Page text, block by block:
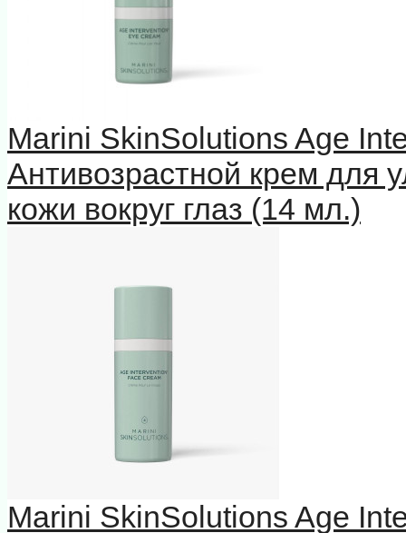
Marini SkinSolutions Age
Антивозрастной крем для
кожи вокруг глаз (14 мл.)
Marini SkinSolutions Age